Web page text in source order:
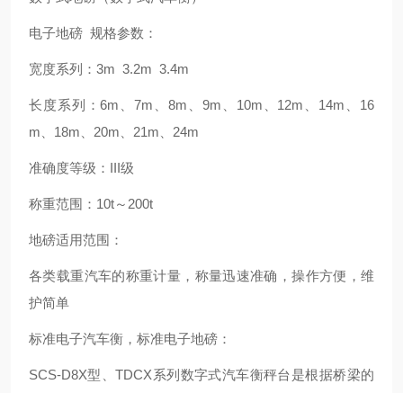
电子地磅 规格参数：
宽度系列：3m 3.2m 3.4m
长度系列：6m、7m、8m、9m、10m、12m、14m、16
m、18m、20m、21m、24m
准确度等级：III级
称重范围：10t～200t
地磅适用范围：
各类载重汽车的称重计量，称量迅速准确，操作方便，维
护简单
标准电子汽车衡，标准电子地磅：
SCS-D8X型、TDCX系列数字式汽车衡秤台是根据桥梁的